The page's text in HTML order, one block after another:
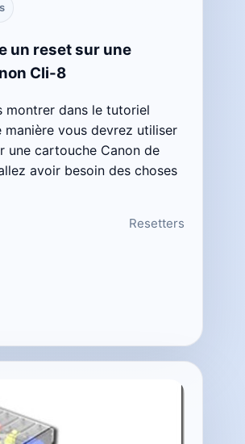
un reset sur une
Cli-8
montrer dans le tutoriel
manière vous devrez utiliser
une cartouche Canon de
avoir besoin des choses
Resetters